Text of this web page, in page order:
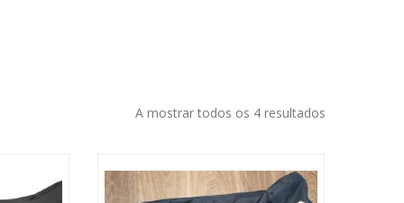
A mostrar todos os 4 resultados